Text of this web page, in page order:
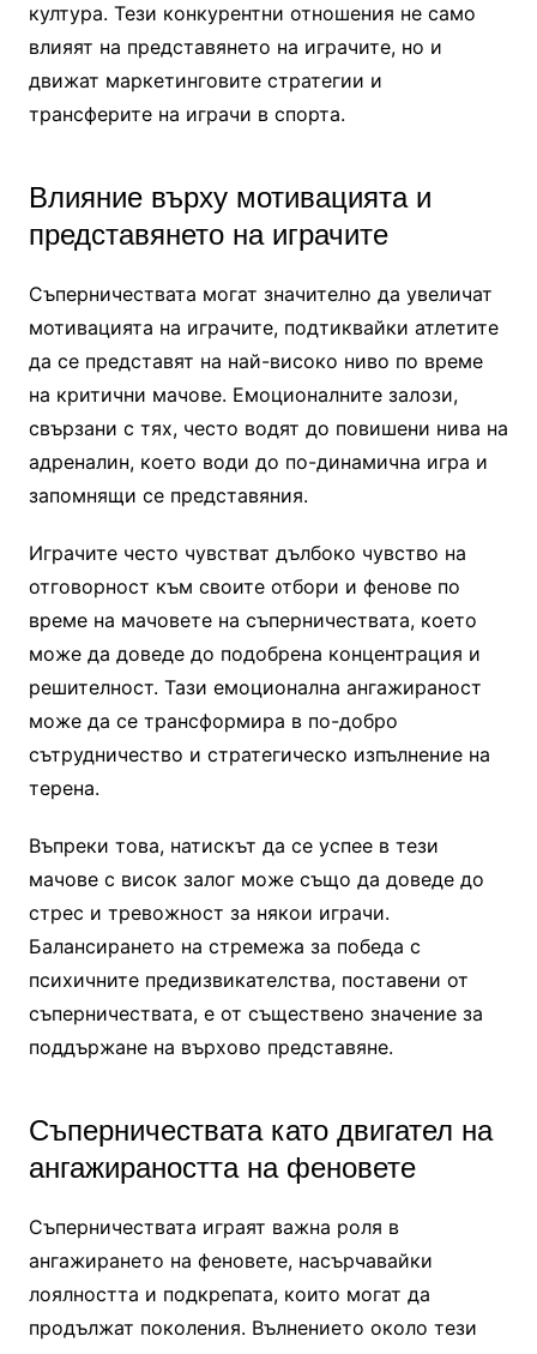
култура. Тези конкурентни отношения не само
влияят на представянето на играчите, но и
движат маркетинговите стратегии и
трансферите на играчи в спорта.
Влияние върху мотивацията и
представянето на играчите
Съперничествата могат значително да увеличат
мотивацията на играчите, подтиквайки атлетите
да се представят на най-високо ниво по време
на критични мачове. Емоционалните залози,
свързани с тях, често водят до повишени нива на
адреналин, което води до по-динамична игра и
запомнящи се представяния.
Играчите често чувстват дълбоко чувство на
отговорност към своите отбори и фенове по
време на мачовете на съперничествата, което
може да доведе до подобрена концентрация и
решителност. Тази емоционална ангажираност
може да се трансформира в по-добро
сътрудничество и стратегическо изпълнение на
терена.
Въпреки това, натискът да се успее в тези
мачове с висок залог може също да доведе до
стрес и тревожност за някои играчи.
Балансирането на стремежа за победа с
психичните предизвикателства, поставени от
съперничествата, е от съществено значение за
поддържане на върхово представяне.
Съперничествата като двигател на
ангажираността на феновете
Съперничествата играят важна роля в
ангажирането на феновете, насърчавайки
лоялността и подкрепата, които могат да
продължат поколения. Вълнението около тези